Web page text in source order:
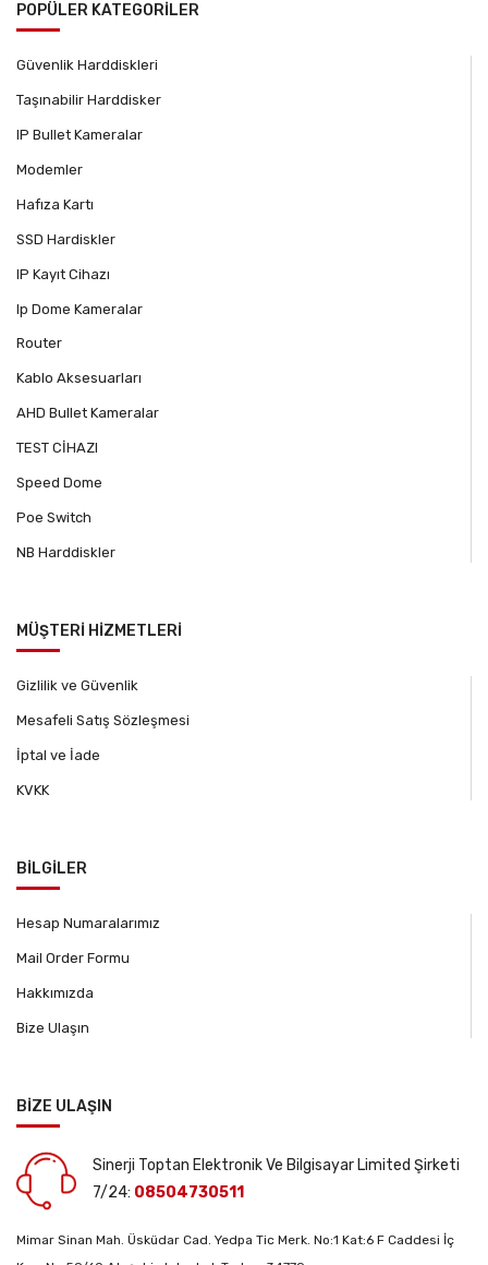
POPÜLER KATEGORİLER
Güvenlik Harddiskleri
Taşınabilir Harddisker
IP Bullet Kameralar
Modemler
Hafıza Kartı
SSD Hardiskler
IP Kayıt Cihazı
Ip Dome Kameralar
Router
Kablo Aksesuarları
AHD Bullet Kameralar
TEST CİHAZI
Speed Dome
Poe Switch
NB Harddiskler
MÜŞTERİ HİZMETLERİ
Gizlilik ve Güvenlik
Mesafeli Satış Sözleşmesi
İptal ve İade
KVKK
BİLGİLER
Hesap Numaralarımız
Mail Order Formu
Hakkımızda
Bize Ulaşın
BİZE ULAŞIN
Sinerji Toptan Elektronik Ve Bilgisayar Limited Şirketi
7/24: 08504730511
Mimar Sinan Mah. Üsküdar Cad. Yedpa Tic Merk. No:1 Kat:6 F Caddesi İç